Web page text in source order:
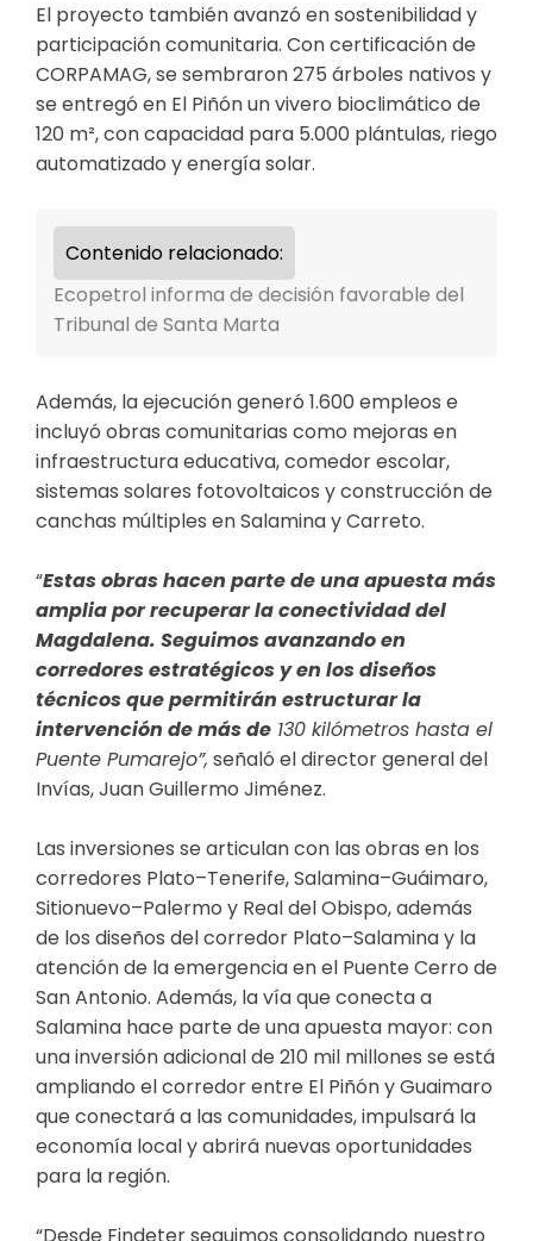
El proyecto también avanzó en sostenibilidad y
participación comunitaria. Con certificación de
CORPAMAG, se sembraron 275 árboles nativos y
se entregó en El Piñón un vivero bioclimático de
120 m², con capacidad para 5.000 plántulas, riego
automatizado y energía solar.
Contenido relacionado:
Ecopetrol informa de decisión favorable del
Tribunal de Santa Marta
Además, la ejecución generó 1.600 empleos e
incluyó obras comunitarias como mejoras en
infraestructura educativa, comedor escolar,
sistemas solares fotovoltaicos y construcción de
canchas múltiples en Salamina y Carreto.
“Estas obras hacen parte de una apuesta más
amplia por recuperar la conectividad del
Magdalena. Seguimos avanzando en
corredores estratégicos y en los diseños
técnicos que permitirán estructurar la
intervención de más de 130 kilómetros hasta el
Puente Pumarejo”, señaló el director general del
Invías, Juan Guillermo Jiménez.
Las inversiones se articulan con las obras en los
corredores Plato–Tenerife, Salamina–Guáimaro,
Sitionuevo–Palermo y Real del Obispo, además
de los diseños del corredor Plato–Salamina y la
atención de la emergencia en el Puente Cerro de
San Antonio. Además, la vía que conecta a
Salamina hace parte de una apuesta mayor: con
una inversión adicional de 210 mil millones se está
ampliando el corredor entre El Piñón y Guaimaro
que conectará a las comunidades, impulsará la
economía local y abrirá nuevas oportunidades
para la región.